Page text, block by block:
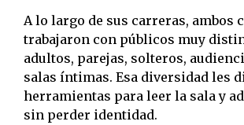
A lo largo de sus carreras, ambos
trabajaron con públicos muy
adultos, parejas, solteros,
salas íntimas. Esa diversidad les
herramientas para leer la sala y
sin perder identidad.